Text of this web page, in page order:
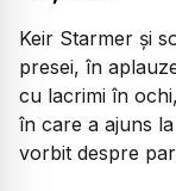
Keir Starmer și
presei, în
cu lacrimi în
în care a ajuns
vorbit despre